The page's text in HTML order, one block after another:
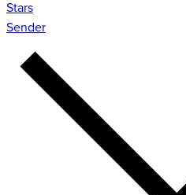
Stars
Sender